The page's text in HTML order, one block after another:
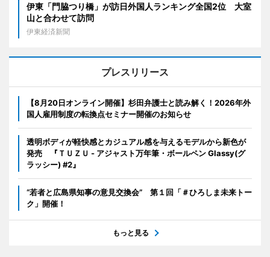
伊東「門脇つり橋」が訪日外国人ランキング全国2位 大室
山と合わせて訪問
伊東経済新聞
プレスリリース
【8月20日オンライン開催】杉田弁護士と読み解く！2026年外
国人雇用制度の転換点セミナー開催のお知らせ
透明ボディが軽快感とカジュアル感を与えるモデルから新色が
発売 『ＴＵＺＵ - アジャスト万年筆・ボールペン Glassy(グ
ラッシー) #2』
“若者と広島県知事の意見交換会” 第１回「＃ひろしま未来トー
ク」開催！
もっと見る